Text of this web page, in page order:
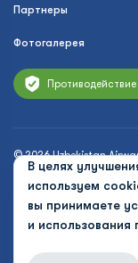
В целях
используем
вы принимаете
и использования
Партнеры
Фотогалерея
© 2026 Uzbekistan
Политика
Публичная оферта